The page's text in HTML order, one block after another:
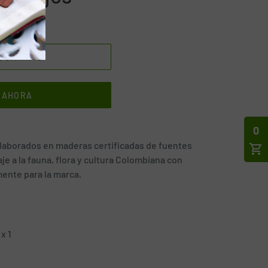
CARRITO
en maderas certificadas de fuentes
a la fauna, flora y cultura Colombiana con
para la marca.
1
0